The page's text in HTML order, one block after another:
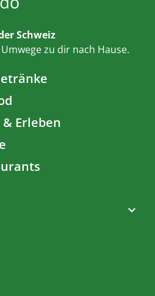
Schweiz
zu dir nach Hause.
Erleben